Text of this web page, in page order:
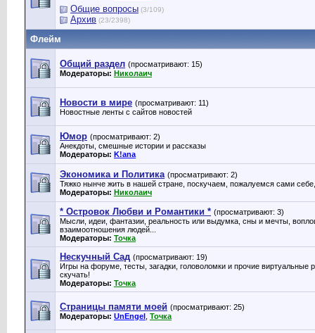
Общие вопросы (3/109)
Архив (23/2398)
Флейм
Общий раздел (просматривают: 15)
Модераторы: Николаич
Новости в мире (просматривают: 11)
Новостные ленты с сайтов новостей
Юмор (просматривают: 2)
Анекдоты, смешные истории и рассказы
Модераторы: K!ana
Экономика и Политика (просматривают: 2)
Тяжко нынче жить в нашей стране, поскучаем, пожалуемся сами
Модераторы: Николаич
* Островок Любви и Романтики * (просматривают: 3)
Мысли, идеи, фантазии, реальность или выдумка, сны и мечты,
взаимоотношения людей...
Модераторы: Точка
Нескучный Сад (просматривают: 19)
Игры на форуме, тесты, загадки, головоломки и прочие виртуальные
скучать!
Модераторы: Точка
Страницы памяти моей (просматривают: 25)
Модераторы: UnEngel Точка